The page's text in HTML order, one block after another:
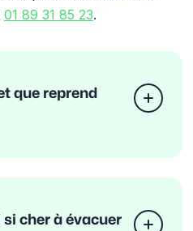
01 89 31 85 23.
que reprend
cher à évacuer